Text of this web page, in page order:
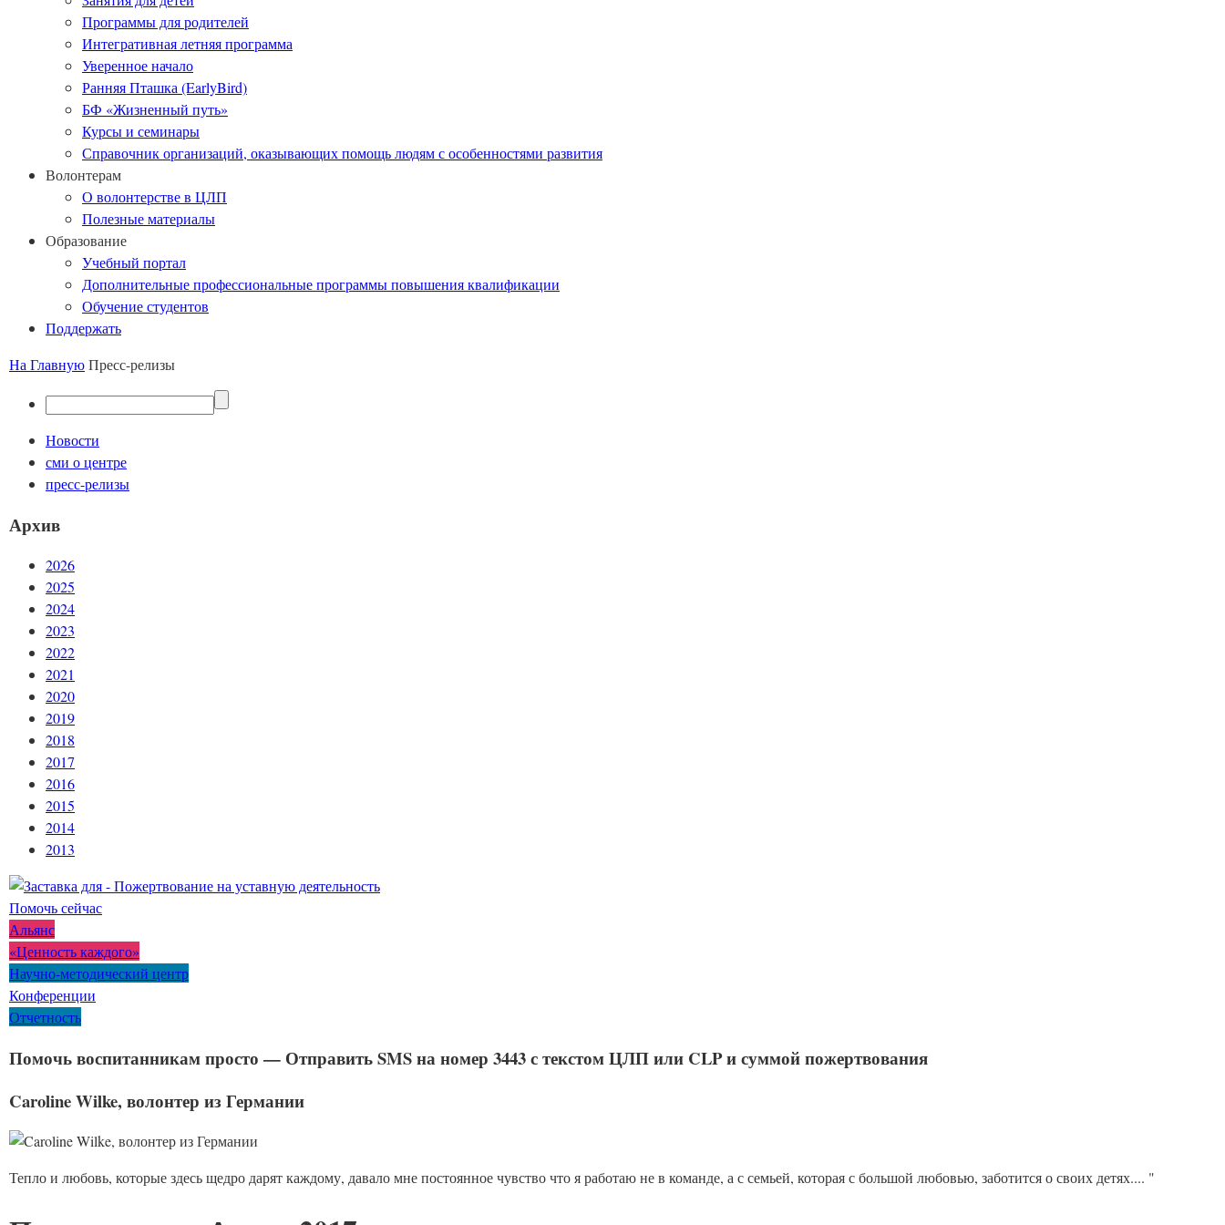
Программы для родителей
Интегративная летняя программа
Уверенное начало
Ранняя Пташка (EarlyBird)
БФ «Жизненный путь»
Курсы и семинары
Справочник организаций, оказывающих помощь людям с особенностями развития
Волонтерам
О волонтерстве в ЦЛП
Полезные материалы
Образование
Учебный портал
Дополнительные профессиональные программы повышения квалификации
Обучение студентов
Поддержать
На ГлавнуюПресс-релизы
Новости
сми о центре
пресс-релизы
Архив
2026
2025
2024
2023
2022
2021
2020
2019
2018
2017
2016
2015
2014
2013
Помочь сейчас
Альянс
«Ценность каждого»
Научно-методический центр
Конференции
Отчетность
Помочь воспитанникам просто — Отправить SMS на номер 3443 с текстом ЦЛП или CLP и суммой пожертвования
Caroline Wilke, волонтер из Германии
Тепло и любовь, которые здесь щедро дарят каждому, давало мне постоянное чувство что я работаю не в команде, а с семьей, которая с большой любовью, заботится о своих детях.... "